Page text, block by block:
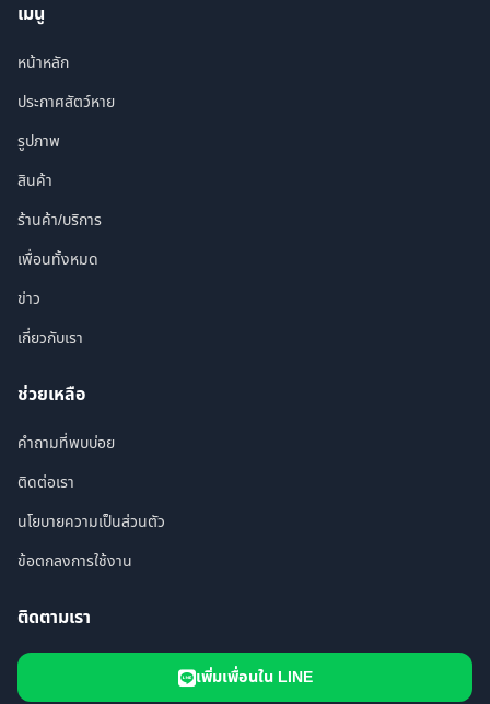
เมนู
หน้าหลัก
ประกาศสัตว์หาย
รูปภาพ
สินค้า
ร้านค้า/บริการ
เพื่อนทั้งหมด
ข่าว
เกี่ยวกับเรา
ช่วยเหลือ
คำถามที่พบบ่อย
ติดต่อเรา
นโยบายความเป็นส่วนตัว
ข้อตกลงการใช้งาน
ติดตามเรา
เพิ่มเพื่อนใน LINE